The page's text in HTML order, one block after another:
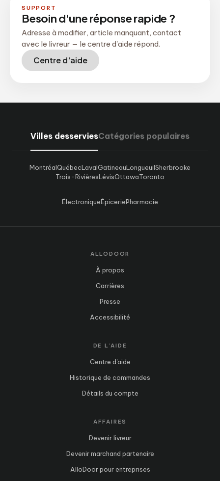
SUPPORT
Besoin d'une réponse rapide ?
Adresse à modifier, article manquant, contact
avec le livreur — le centre d'aide répond.
Centre d'aide
Villes desserviesCatégories populaires
MontréalQuébecLavalGatineauLongueuilSherbrooke
Trois-RivièresLévisOttawaToronto
ÉlectroniqueÉpiceriePharmacie
ALLODOOR
À propos
Carrières
Presse
Accessibilité
DE L'AIDE
Centre d'aide
Historique de commandes
Détails du compte
AFFAIRES
Devenir livreur
Devenir marchand partenaire
AlloDoor pour entreprises